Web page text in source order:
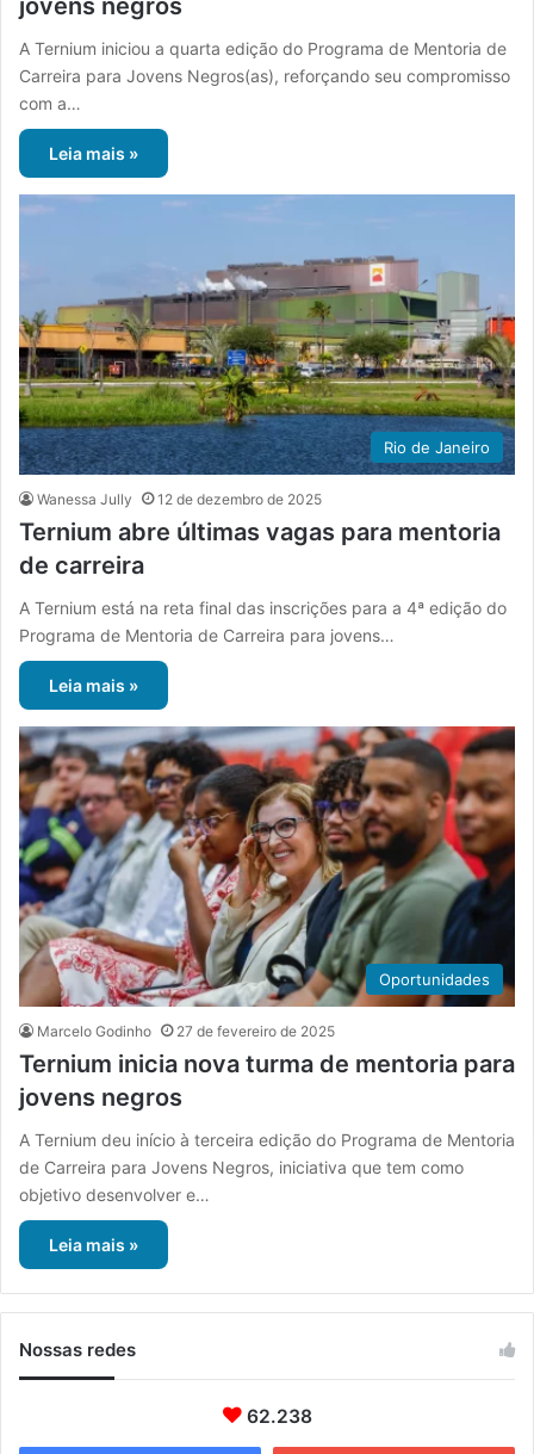
jovens negros
A Ternium iniciou a quarta edição do Programa de Mentoria de
Carreira para Jovens Negros(as), reforçando seu compromisso
com a…
Leia mais »
Rio de Janeiro
Wanessa Jully 12 de dezembro de 2025
Ternium abre últimas vagas para mentoria
de carreira
A Ternium está na reta final das inscrições para a 4ª edição do
Programa de Mentoria de Carreira para jovens…
Leia mais »
Oportunidades
Marcelo Godinho 27 de fevereiro de 2025
Ternium inicia nova turma de mentoria para
jovens negros
A Ternium deu início à terceira edição do Programa de Mentoria
de Carreira para Jovens Negros, iniciativa que tem como
objetivo desenvolver e…
Leia mais »
Nossas redes
62.238